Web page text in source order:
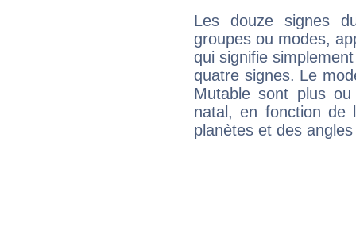
Les douze signes
groupes ou modes,
qui signifie
quatre signes. Le
Mutable sont plus
natal, en fonction de
planètes et des